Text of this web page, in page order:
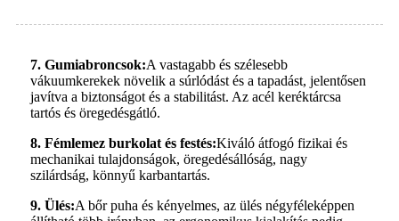
7. Gumiabroncsok:A vastagabb és szélesebb
vákuumkerekek növelik a súrlódást és a tapadást, jelentősen
javítva a biztonságot és a stabilitást. Az acél keréktárcsa
tartós és öregedésgátló.
8. Fémlemez burkolat és festés:Kiváló átfogó fizikai és
mechanikai tulajdonságok, öregedésállóság, nagy
szilárdság, könnyű karbantartás.
9. Ülés:A bőr puha és kényelmes, az ülés négyféleképpen